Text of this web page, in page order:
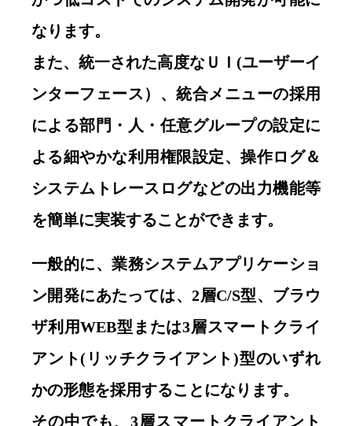
なります。
また、統一された高度なＵＩ(ユーザーイ
ンターフェース）、統合メニューの採用
による部門・人・任意グループの設定に
よる細やかな利用権限設定、操作ログ＆
システムトレースログなどの出力機能等
を簡単に実装することができます。
一般的に、業務システムアプリケーショ
ン開発にあたっては、2層C/S型、ブラウ
ザ利用WEB型または3層スマートクライ
アント(リッチクライアント)型のいずれ
かの形態を採用することになります。
その中でも、3層スマートクライアント